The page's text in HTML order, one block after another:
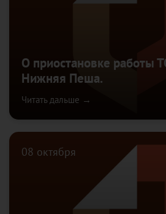
О приостановке работы
Нижняя Пеша.
Читать дальше →
08 октября